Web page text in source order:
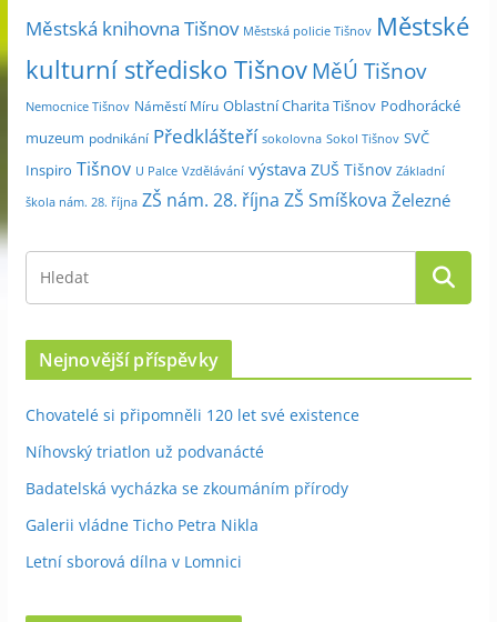
e
Městská knihovna Tišnov Městská policie Tišnov Městské
kulturní středisko Tišnov MěÚ Tišnov
Nemocnice Tišnov Náměstí Míru Oblastní Charita Tišnov Podhorácké
muzeum podnikání Předklášteří sokolovna Sokol Tišnov SVČ
Inspiro Tišnov U Palce Vzdělávání výstava ZUŠ Tišnov Základní
škola nám. 28. října ZŠ nám. 28. října ZŠ Smíškova Železné
Nejnovější příspěvky
Chovatelé si připomněli 120 let své existence
Níhovský triatlon už podvanácté
Badatelská vycházka se zkoumáním přírody
Galerii vládne Ticho Petra Nikla
Letní sborová dílna v Lomnici